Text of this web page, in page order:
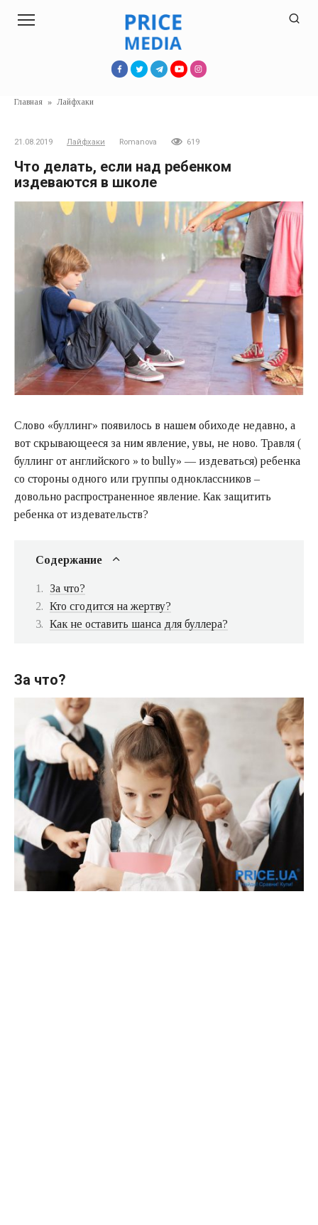
Главная » Лайфхаки
21.08.2019 Лайфхаки Romanova 619
Что делать, если над ребенком
издеваются в школе
Слово «буллинг» появилось в нашем обиходе недавно, а
вот скрывающееся за ним явление, увы, не ново. Травля (
буллинг от английского » to bully» — издеваться) ребенка
со стороны одного или группы одноклассников –
довольно распространенное явление. Как защитить
ребенка от издевательств?
Содержание
За что?
Кто сгодится на жертву?
Как не оставить шанса для буллера?
За что?